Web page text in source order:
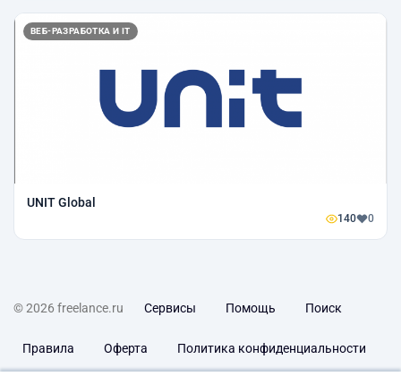
ВЕБ-РАЗРАБОТКА И IT
UNIT Global
140 0
© 2026 freelance.ru Сервисы Помощь Поиск
Правила Оферта Политика конфиденциальности